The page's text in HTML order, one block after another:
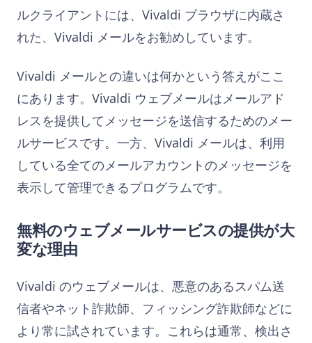
ルクライアントには、Vivaldi ブラウザに内蔵さ
れた、Vivaldi メールをお勧めしています。
Vivaldi メールとの違いは何かという答えがここ
にあります。Vivaldi ウェブメールはメールアド
レスを提供してメッセージを送信するためのメー
ルサービスです。一方、Vivaldi メールは、利用
している全てのメールアカウントのメッセージを
表示して管理できるプログラムです。
無料のウェブメールサービスの提供が大
変な理由
Vivaldi のウェブメールは、悪意のあるスパム送
信者やネット詐欺師、フィッシング詐欺師などに
より常に試されています。これらは通常、検出さ